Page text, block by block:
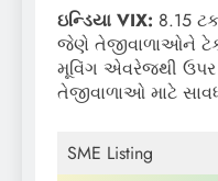
ઇન્ડિયા VIX: 8.15
જેણે તેજીવાળાઓને
મૂવિંગ એવરેજથી ઉપર
તેજીવાળાઓ માટે
SME Listing